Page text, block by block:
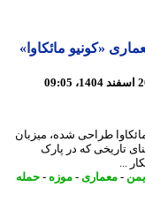
«کونیو مائکاوا»
توسط کونیو مائکاوا طراحی شده، میزبان
که در پارک
-معماری- موزه-حمله